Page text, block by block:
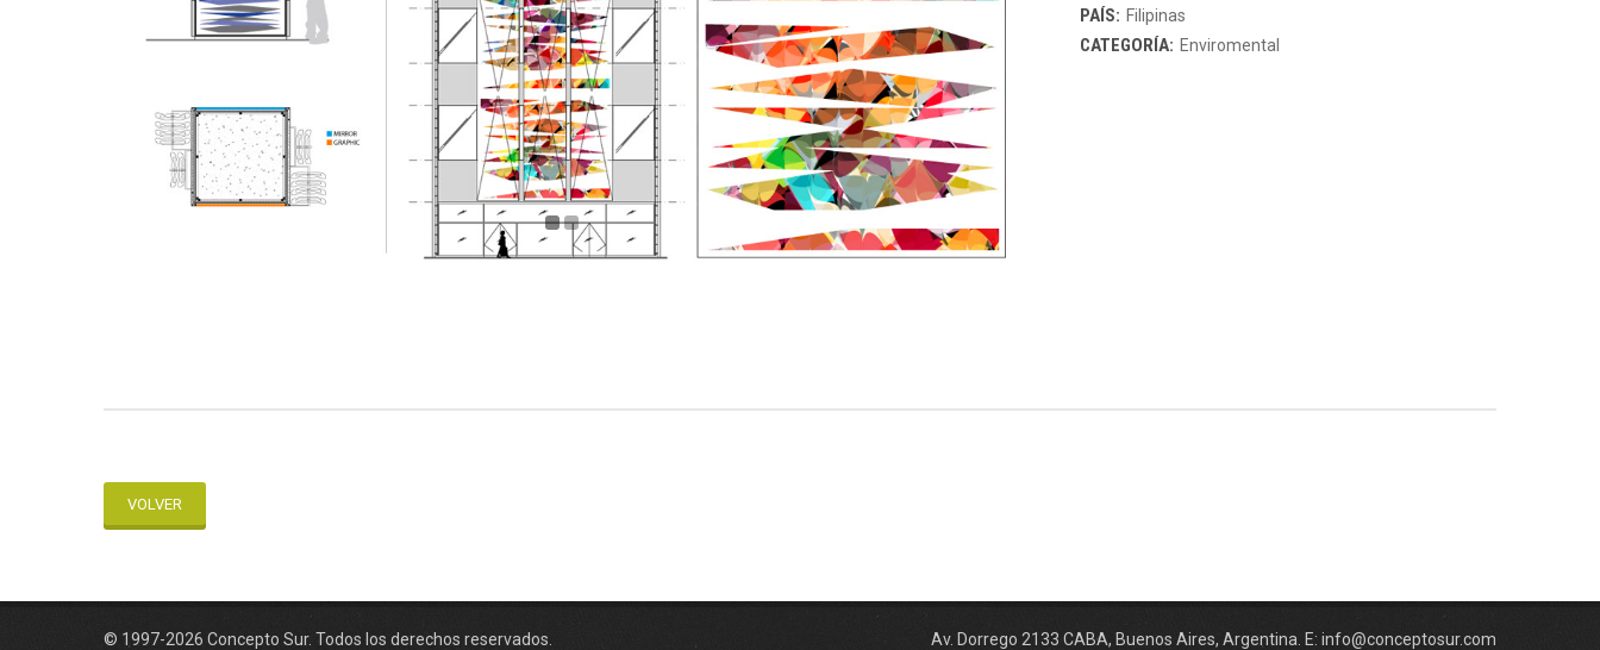
PAÍS: Filipinas
CATEGORÍA: Enviromental
VOLVER
© 1997-2026 Concepto Sur. Todos los derechos reservados. Av. Dorrego 2133 CABA, Buenos Aires, Argentina. E: info@conceptosur.com